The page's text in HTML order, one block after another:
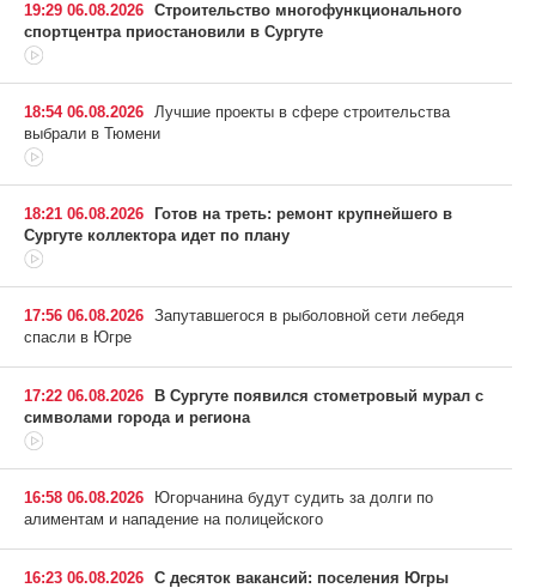
19:29 06.08.2026 Строительство многофункционального
спортцентра приостановили в Сургуте
18:54 06.08.2026 Лучшие проекты в сфере строительства
выбрали в Тюмени
18:21 06.08.2026
Готов на треть: ремонт крупнейшего в
Сургуте коллектора идет по плану
17:56 06.08.2026 Запутавшегося в рыболовной сети лебедя
спасли в Югре
17:22 06.08.2026
В Сургуте появился стометровый мурал с
символами города и региона
16:58 06.08.2026
Югорчанина будут судить за долги по
алиментам и нападение на полицейского
16:23 06.08.2026 С десяток вакансий: поселения Югры